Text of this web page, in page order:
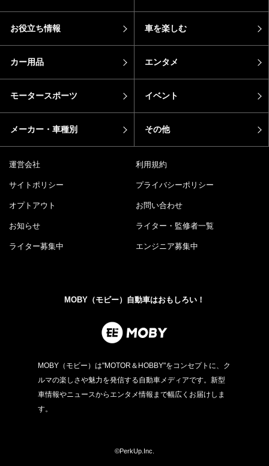
お役立ち情報 車を楽しむ
カー用品 エンタメ
モータースポーツ イベント
メーカー・車種別 その他
運営会社 利用規約
サイトポリシー プライバシーポリシー
オプトアウト お問い合わせ
お知らせ ライター・監修者一覧
ライター募集中 エンジニア募集中
MOBY（モビー）自動車はおもしろい！
MOBY（モビー）は"MOTOR＆HOBBY"をコンセプトに、ク
ルマの楽しさや魅力を発信する自動車メディアです。新型
車情報やニュースからエンタメ情報まで幅広くお届けしま
す。
©PerkUp.Inc.